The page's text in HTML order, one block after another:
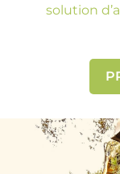
solution